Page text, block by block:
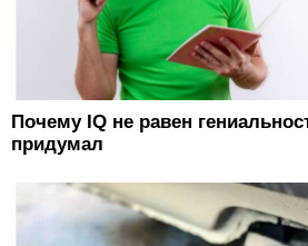
Почему IQ не равен
придумал